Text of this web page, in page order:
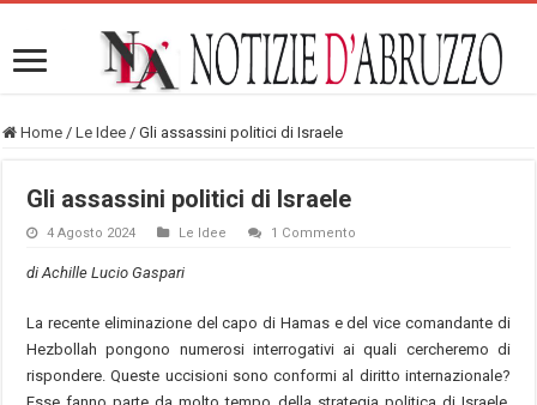
Home / Le Idee / Gli assassini politici di Israele
Gli assassini politici di Israele
4 Agosto 2024 Le Idee 1 Commento
di Achille Lucio Gaspari
La recente eliminazione del capo di Hamas e del vice comandante di
Hezbollah pongono numerosi interrogativi ai quali cercheremo di
rispondere. Queste uccisioni sono conformi al diritto internazionale?